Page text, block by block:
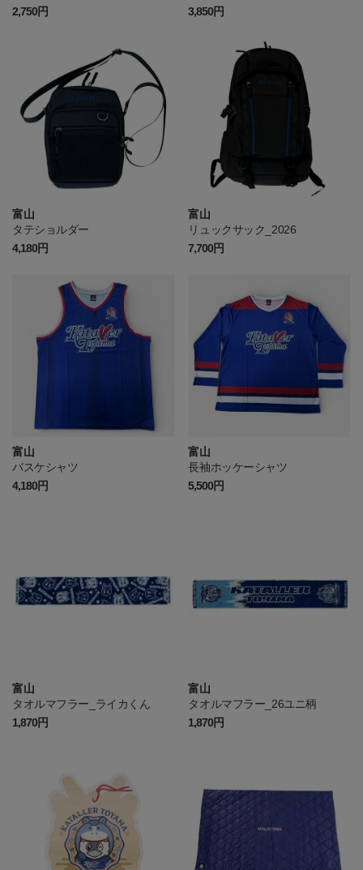
2,750円
3,850円
富山
タテショルダー
4,180円
富山
リュックサック_2026
7,700円
富山
バスケシャツ
4,180円
富山
長袖ホッケーシャツ
5,500円
富山
タオルマフラー_ライカくん
1,870円
富山
タオルマフラー_26ユニ柄
1,870円